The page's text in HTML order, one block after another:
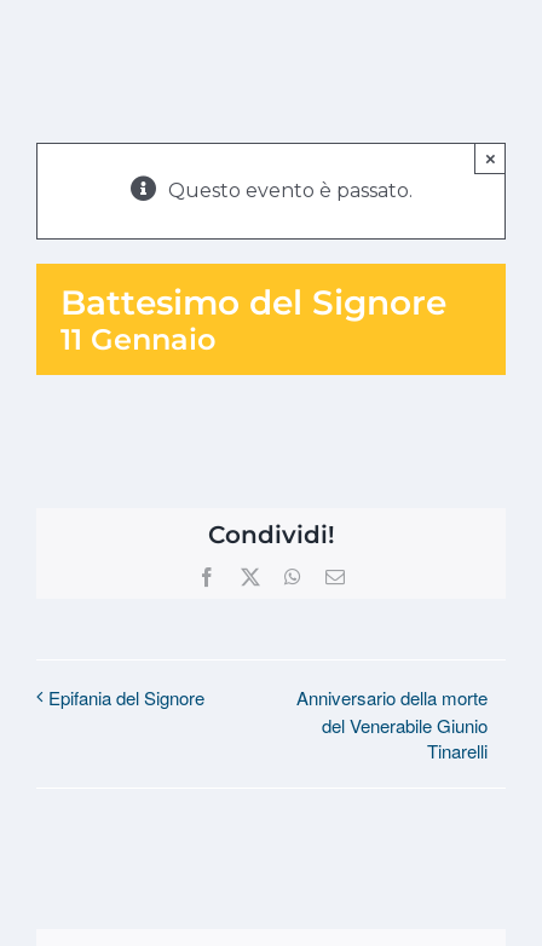
Questo evento è passato.
×
Battesimo del Signore
11 Gennaio
Condividi!
Facebook WhatsApp
Email
Epifania del Signore
Anniversario della morte
del Venerabile Giunio
Tinarelli